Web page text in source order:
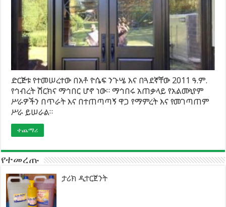
ድርጅቱ የተመሠረተው በአቶ ዮሴፍ ንጉሤ እና በጓደኛቸው 2011 ዓ.ም.
የኅብረት ሽርክና ማኅበር ሆኖ ነው። ማኅበሩ አጠቃላይ የአልሙኒየም
ሥራዎችን በጥራት እና በተጠጣጣኝ ዋጋ የማምረት እና የመገጣጠም
ሥራ ይሠራል።
ተጨማሪ
የተመረጡ
ታሪክ ዲተርጀንት